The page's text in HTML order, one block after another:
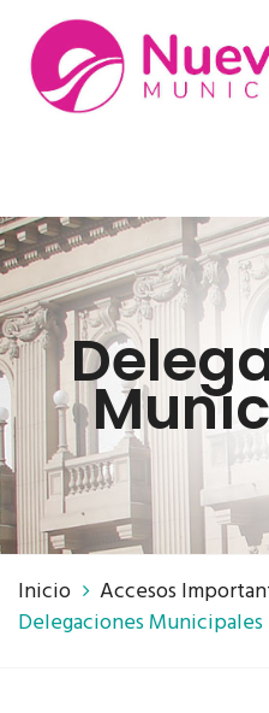
Inicio
Accesos
Delegaciones Municipales